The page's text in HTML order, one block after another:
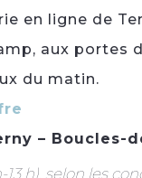
...
en ligne de
aux portes
du matin.
– Boucles-
h), selon les